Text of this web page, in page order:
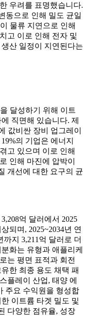
우려를 표명했습니다.
동으로 인해 밀도 균일
물류 지연으로 인해
고 이로 인해 전자 및
산 일정이 지연된다는
달성하기 위해 이트
직면해 있습니다. 제
값비싼 장비 업그레이
의 기업은 에너지
고 있으며 이로 인해
인해 마진에 압박이
개선에 대한 요구의 균
억 달러에서 2025
되며, 2025~2034년 연
까지 3,211억 달러로 더
화는 유형과 애플리케
는 평면 표적과 회전
한 최종 용도 채택 패
플레이 산업, 태양 에
주요 수익원을 형성합
이트륨 타겟 밀도 및
다양한 점유율, 성장